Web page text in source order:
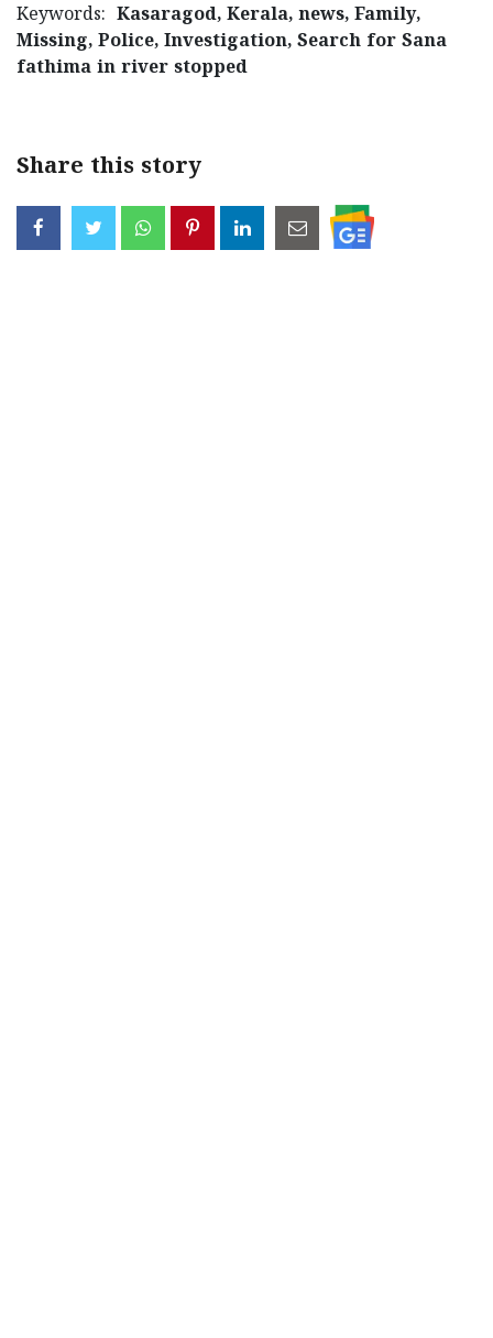
Keywords: Kasaragod, Kerala, news, Family,
Missing, Police, Investigation, Search for Sana
fathima in river stopped
Share this story